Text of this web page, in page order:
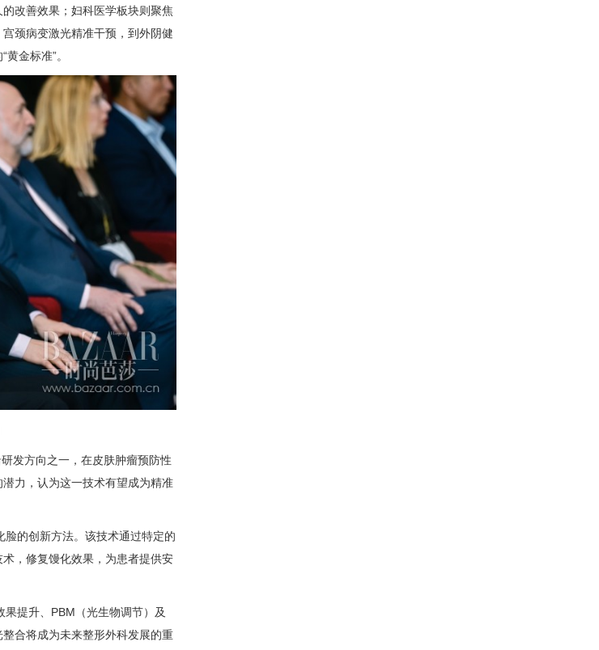
改善效果；妇科医学板块则聚焦
颈病变激光精准干预，到外阴健
金标准”。
发方向之一，在皮肤肿瘤预防性
力，认为这一技术有望成为精准
的创新方法。该技术通过特定的
，修复馒化效果，为患者提供安
提升、PBM（光生物调节）及
合将成为未来整形外科发展的重